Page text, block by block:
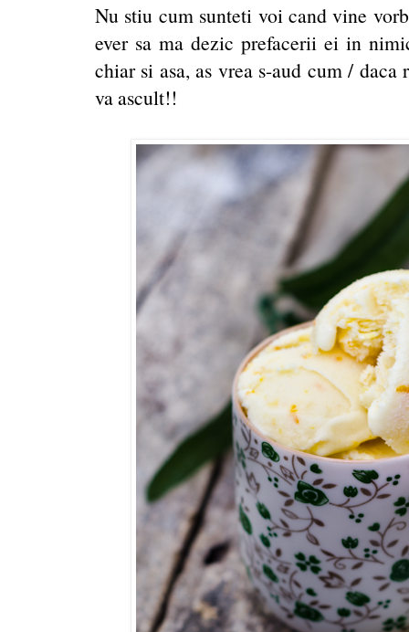
Nu stiu cum sunteti voi cand vine
ever sa ma dezic prefacerii ei in
chiar si asa, as vrea s-aud cum /
va ascult!!